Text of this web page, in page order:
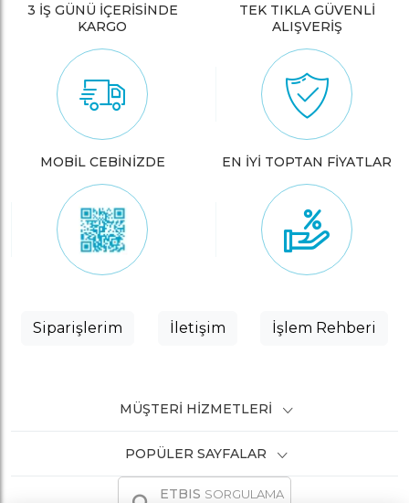
3 İŞ GÜNÜ İÇERİSİNDE
KARGO
TEK TIKLA GÜVENLİ
ALIŞVERİŞ
MOBİL CEBİNİZDE EN İYİ TOPTAN FİYATLAR
Siparişlerim İletişim İşlem Rehberi
MÜŞTERI HIZMETLERI
POPÜLER SAYFALAR
ETBIS SORGULAMA